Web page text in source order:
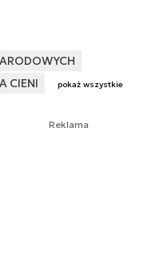
CIENI pokaż wszystkie
Reklama